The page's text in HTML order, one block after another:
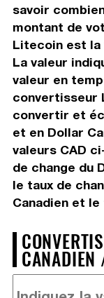
savoir
montant de
Litecoin est la
La valeur
valeur en
convertisseur
convertir et
et en Dollar
valeurs CAD
de change du
le taux de
Canadien et le